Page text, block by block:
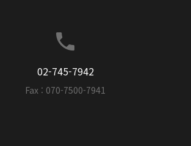
02-745-7942
Fax : 070-7500-7941